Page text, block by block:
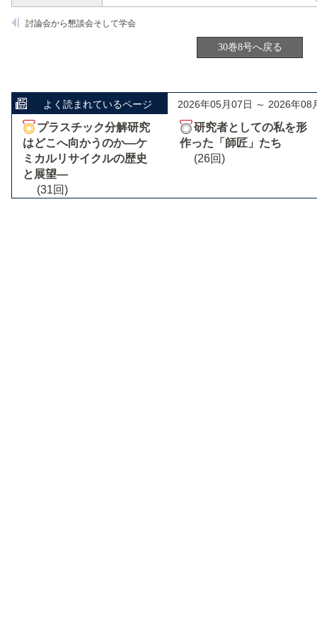
討論会から懇談会そして学会
30巻8号へ戻る
よく読まれているページ 2026年05月07日 ～ 2026年08
プラスチック分解研究
はどこへ向かうのか―ケ
ミカルリサイクルの歴史
と展望―
(31回)
研究者としての私を形
作った「師匠」たち
(26回)